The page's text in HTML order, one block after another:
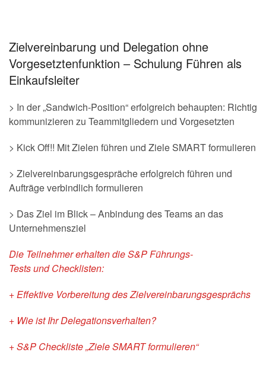
Zielvereinbarung und Delegation ohne
Vorgesetztenfunktion – Schulung Führen als
Einkaufsleiter
> In der „Sandwich-Position“ erfolgreich behaupten: Richtig
kommunizieren zu Teammitgliedern und Vorgesetzten
> Kick Off!! Mit Zielen führen und Ziele SMART formulieren
> Zielvereinbarungsgespräche erfolgreich führen und
Aufträge verbindlich formulieren
> Das Ziel im Blick – Anbindung des Teams an das
Unternehmensziel
Die Teilnehmer erhalten dieS&P Führungs-
TestsundChecklisten:
+ Effektive Vorbereitung des Zielvereinbarungsgesprächs
+ Wie ist Ihr Delegationsverhalten?
+ S&P Checkliste „Ziele SMART formulieren“